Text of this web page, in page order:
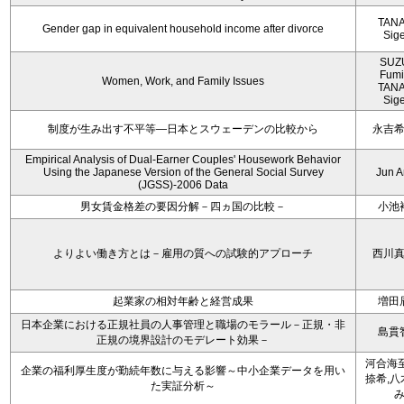
Gender gap in equivalent household income after divorce
Women, Work, and Family Issues
制度が生み出す不平等―日本とスウェーデンの比較から 永吉
Empirical Analysis of Dual-Earner Couples' Housework Behavior
Using the Japanese Version of the General Social Survey
(JGSS)-2006 Data
Jun
男女賃金格差の要因分解－四ヵ国の比較－ 小池
よりよい働き方とは－雇用の質への試験的アプローチ 西川
起業家の相対年齢と経営成果
増田
日本企業における正規社員の人事管理と職場のモラール－正規・非
正規の境界設計のモデレート効果－
島貫
企業の福利厚生度が勤続年数に与える影響～中小企業データを用い
た実証分析～
河合海
捺希,八
み